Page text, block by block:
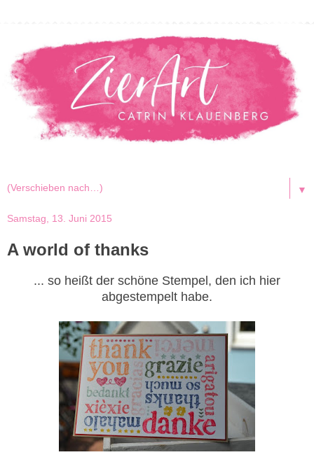
▼
Samstag, 13. Juni 2015
A world of thanks
... so heißt der schöne Stempel, den ich hier
abgestempelt habe.